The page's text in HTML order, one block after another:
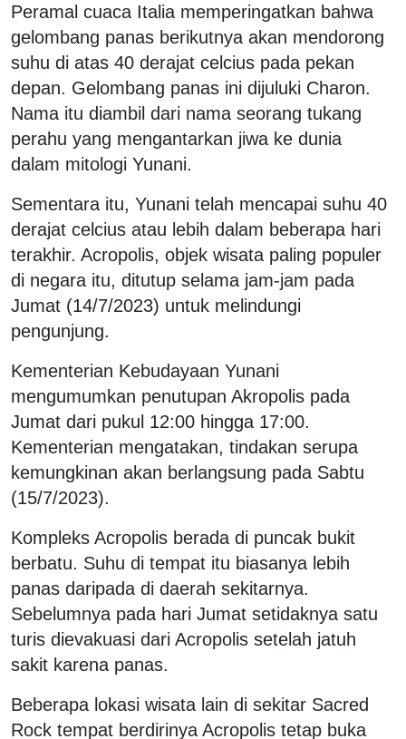
Peramal cuaca Italia memperingatkan bahwa
gelombang panas berikutnya akan mendorong
suhu di atas 40 derajat celcius pada pekan
depan. Gelombang panas ini dijuluki Charon.
Nama itu diambil dari nama seorang tukang
perahu yang mengantarkan jiwa ke dunia
dalam mitologi Yunani.
Sementara itu, Yunani telah mencapai suhu 40
derajat celcius atau lebih dalam beberapa hari
terakhir. Acropolis, objek wisata paling populer
di negara itu, ditutup selama jam-jam pada
Jumat (14/7/2023) untuk melindungi
pengunjung.
Kementerian Kebudayaan Yunani
mengumumkan penutupan Akropolis pada
Jumat dari pukul 12:00 hingga 17:00.
Kementerian mengatakan, tindakan serupa
kemungkinan akan berlangsung pada Sabtu
(15/7/2023).
Kompleks Acropolis berada di puncak bukit
berbatu. Suhu di tempat itu biasanya lebih
panas daripada di daerah sekitarnya.
Sebelumnya pada hari Jumat setidaknya satu
turis dievakuasi dari Acropolis setelah jatuh
sakit karena panas.
Beberapa lokasi wisata lain di sekitar Sacred
Rock tempat berdirinya Acropolis tetap buka